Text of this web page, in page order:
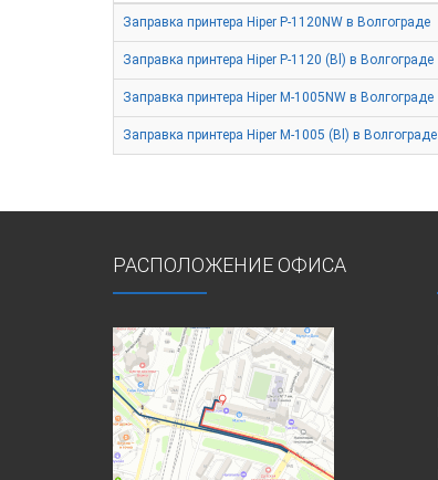
Заправка принтера Hiper P-1120NW в Волгограде
Заправка принтера Hiper P-1120 (Bl) в Волгограде
Заправка принтера Hiper M-1005NW в Волгограде
Заправка принтера Hiper M-1005 (Bl) в Волгограде
РАСПОЛОЖЕНИЕ ОФИСА